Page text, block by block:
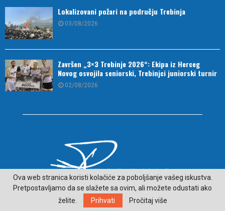
Lokalizovani požari na području Trebinja
03/08/2026
Završen „3×3 Trebinje 2026“: Ekipa iz Herceg
Novog osvojila seniorski, Trebinjci juniorski turnir
02/08/2026
Ova web stranica koristi kolačiće za poboljšanje vašeg iskustva.
Pretpostavljamo da se slažete sa ovim, ali možete odustati ako
želite.
Prihvati Pročitaj više